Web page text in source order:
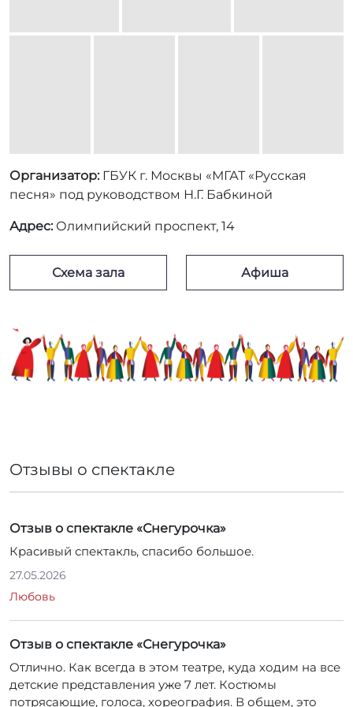
Отзывы о спектакле
Отзыв о спектакле «Снегурочка»
Красивый спектакль, спасибо большое.
Отзыв о спектакле «Снегурочка»
потрясающие, голоса, хореография. В общем, это
редкий островок настоящего театрального
представления, а не сельской самодеятельности,
которую сейчас повсеместно можно встретить даже
на именитых площадках. Детям 10 и 7 лет
Отзыв о спектакле «Снегурочка»